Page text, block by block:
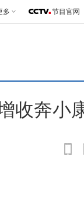
多 节目官网
收奔小